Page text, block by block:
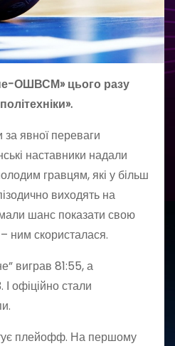
ОШВСМ» цього разу
явної переваги
наставники надали
гравцям, які у більш
виходять на
шанс показати свою
ним скористалася.
виграв 81:55, а
офіційно стали
плейофф. На першому